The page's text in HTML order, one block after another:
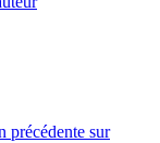
précédente sur